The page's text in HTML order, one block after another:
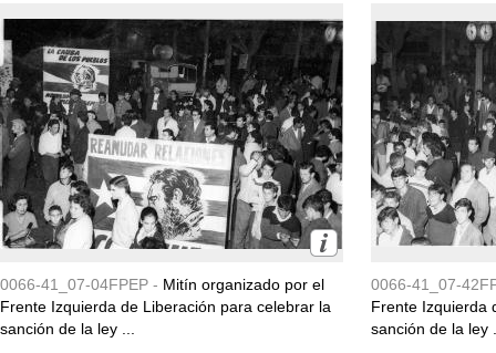
0066-41_07-04FPEP - Mitín organizado por el
Frente Izquierda de Liberación para celebrar la
sanción de la ley ...
0066-41_07-
Frente Izquierda
sanción de la ley